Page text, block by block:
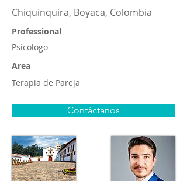
Chiquinquira, Boyaca, Colombia
Professional
Psicologo
Area
Terapia de Pareja
Contáctanos